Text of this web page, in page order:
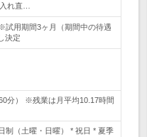
れ直…
試用期間3ヶ月（期間中の待遇
決定
分） ※残業は月平均10.17時間
制（土曜・日曜） * 祝日 * 夏季